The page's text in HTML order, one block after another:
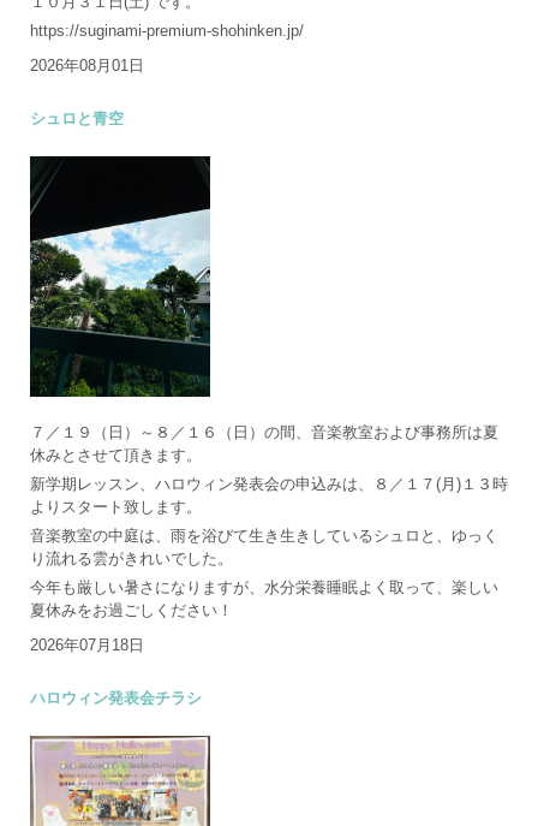
https://suginami-premium-shohinken.jp/
2026年08月01日
シュロと青空
７／１９（日）～８／１６（日）の間、音楽教室および事務所は夏
休みとさせて頂きます。
新学期レッスン、ハロウィン発表会の申込みは、８／１７(月)１３時
よりスタート致します。
音楽教室の中庭は、雨を浴びて生き生きしているシュロと、ゆっく
り流れる雲がきれいでした。
今年も厳しい暑さになりますが、水分栄養睡眠よく取って、楽しい
夏休みをお過ごしください！
2026年07月18日
ハロウィン発表会チラシ